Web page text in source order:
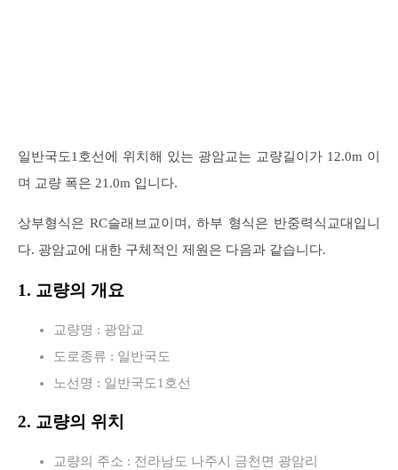
일반국도1호선에 위치해 있는 광암교는 교량길이가 12.0m 이
며 교량 폭은 21.0m 입니다.
상부형식은 RC슬래브교이며, 하부 형식은 반중력식교대입니
다. 광암교에 대한 구체적인 제원은 다음과 같습니다.
1. 교량의 개요
교량명 : 광암교
도로종류 : 일반국도
노선명 : 일반국도1호선
2. 교량의 위치
교량의 주소 : 전라남도 나주시 금천면 광암리